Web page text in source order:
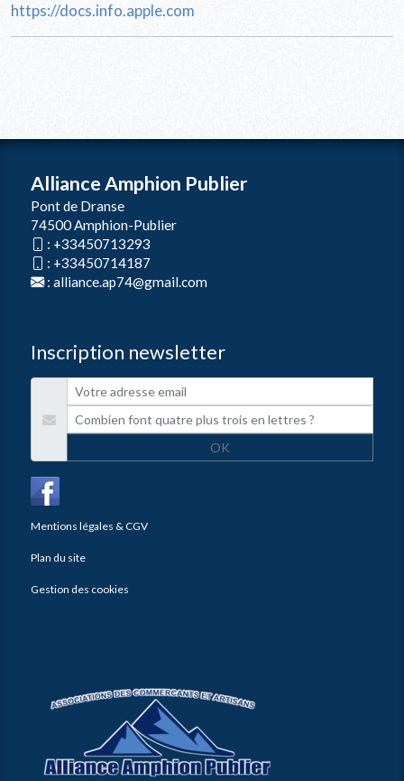
https://docs.info.apple.com
Alliance Amphion Publier
Pont de Dranse
74500 Amphion-Publier
: +33450713293
: +33450714187
: alliance.ap74@gmail.com
Inscription newsletter
OK
Mentions légales & CGV
Plan du site
Gestion des cookies